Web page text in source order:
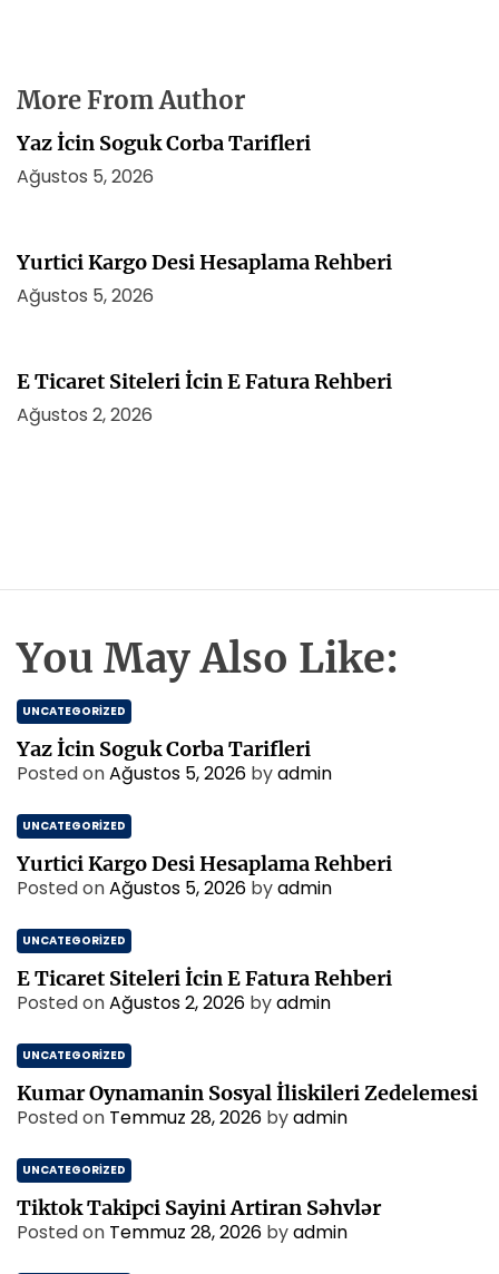
More From Author
Yaz İcin Soguk Corba Tarifleri
Ağustos 5, 2026
Yurtici Kargo Desi Hesaplama Rehberi
Ağustos 5, 2026
E Ticaret Siteleri İcin E Fatura Rehberi
Ağustos 2, 2026
You May Also Like:
UNCATEGORIZED
Yaz İcin Soguk Corba Tarifleri
Posted onAğustos 5, 2026 byadmin
UNCATEGORIZED
Yurtici Kargo Desi Hesaplama Rehberi
Posted onAğustos 5, 2026 byadmin
UNCATEGORIZED
E Ticaret Siteleri İcin E Fatura Rehberi
Posted onAğustos 2, 2026 byadmin
UNCATEGORIZED
Kumar Oynamanin Sosyal İliskileri Zedelemesi
Posted on Temmuz 28, 2026 byadmin
UNCATEGORIZED
Tiktok Takipci Sayini Artiran Səhvlər
Posted on Temmuz 28, 2026 byadmin